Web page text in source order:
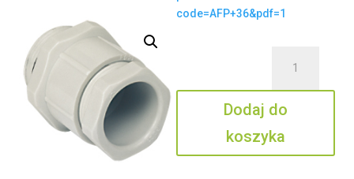
code=AFP+36&pdf=1
36
Dodaj do
koszyka